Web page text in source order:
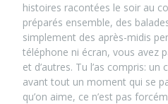
histoires racontées le soir au
préparés ensemble, des
simplement des après-midis
téléphone ni écran, vous avez
et d’autres. Tu l’as compris:
avant tout un moment qui se
qu’on aime, ce n’est pas